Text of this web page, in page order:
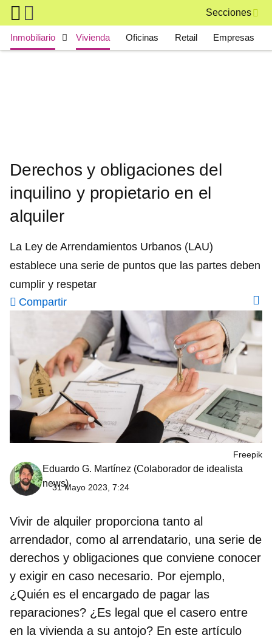
Skip to main content
Secciones
Main navigation
Inmobiliario Vivienda Oficinas Retail Empresas
Derechos y obligaciones del
inquilino y propietario en el
alquiler
La Ley de Arrendamientos Urbanos (LAU)
establece una serie de puntos que las partes deben
cumplir y respetar
Compartir
Freepik
Eduardo G. Martínez (Colaborador de idealista
news)
31 Mayo 2023, 7:24
Vivir de alquiler proporciona tanto al
arrendador, como al arrendatario, una serie de
derechos y obligaciones que conviene conocer
y exigir en caso necesario. Por ejemplo,
¿Quién es el encargado de pagar las
reparaciones? ¿Es legal que el casero entre
en la vivienda a su antojo? En este artículo